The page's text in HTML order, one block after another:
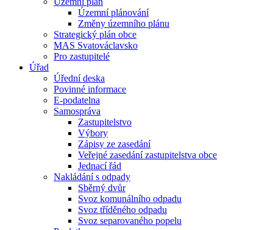
Územní plánování
Změny územního plánu
Strategický plán obce
MAS Svatováclavsko
Pro zastupitelé
Úřad
Úřední deska
Povinné informace
E-podatelna
Samospráva
Zastupitelstvo
Výbory
Zápisy ze zasedání
Veřejné zasedání zastupitelstva obce
Jednací řád
Nakládání s odpady
Sběrný dvůr
Svoz komunálního odpadu
Svoz tříděného odpadu
Svoz separovaného popelu